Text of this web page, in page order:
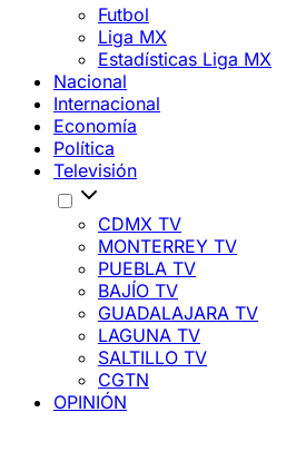
Futbol
Liga MX
Estadísticas Liga MX
Nacional
Internacional
Economía
Política
Televisión
CDMX TV
MONTERREY TV
PUEBLA TV
BAJÍO TV
GUADALAJARA TV
LAGUNA TV
SALTILLO TV
CGTN
OPINIÓN